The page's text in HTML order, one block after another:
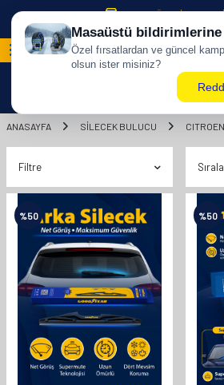
500 TL ÜZERİ KARGO
ANASAYFA SILECEK BULUCU CITROEN
Filtre
%50 %50